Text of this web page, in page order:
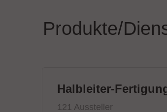
Produkte/
Halbleiter-
121 Aussteller